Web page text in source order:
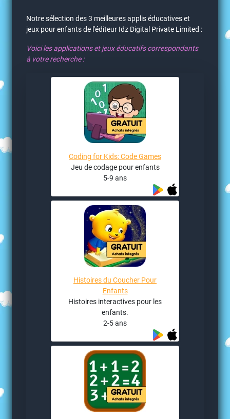
Notre sélection des 3 meilleures applis éducatives et
jeux pour enfants de l'éditeur Idz Digital Private Limited :
Voici les applications et jeux éducatifs correspondants
à votre recherche :
Coding for Kids: Code Games
Jeu de codage pour enfants
5-9 ans
Histoires du Coucher Pour
Enfants
Histoires interactives pour les
enfants.
2-5 ans